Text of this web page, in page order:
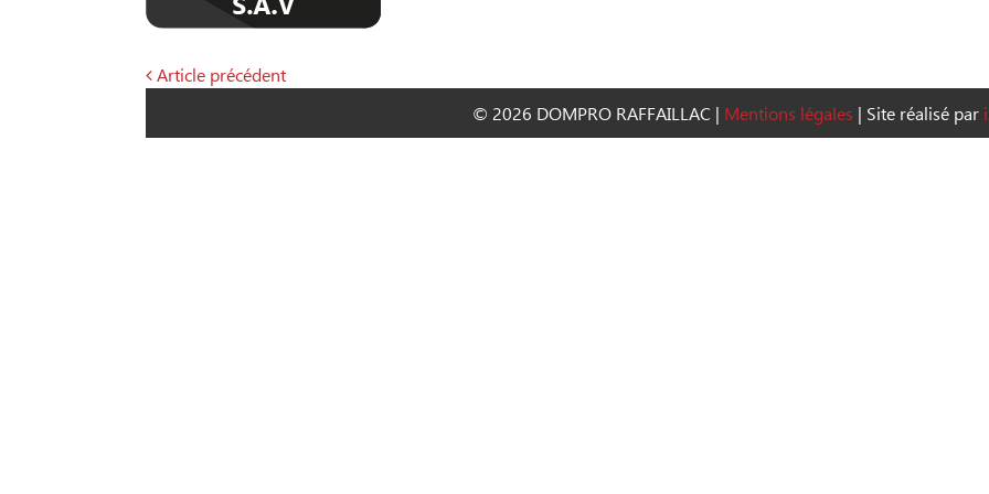
de
Article précédent
© 2026 DOMPRO RAFFAILLAC | Mentions légales | Site réalisé par